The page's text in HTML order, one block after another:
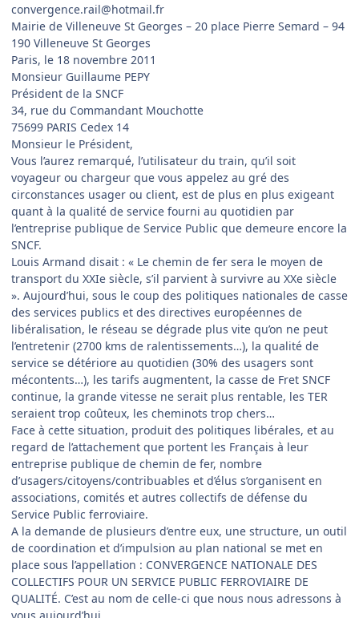
convergence.rail@hotmail.fr
Mairie de Villeneuve St Georges – 20 place Pierre Semard – 94
190 Villeneuve St Georges
Paris, le 18 novembre 2011
Monsieur Guillaume PEPY
Président de la SNCF
34, rue du Commandant Mouchotte
75699 PARIS Cedex 14
Monsieur le Président,
Vous l’aurez remarqué, l’utilisateur du train, qu’il soit
voyageur ou chargeur que vous appelez au gré des
circonstances usager ou client, est de plus en plus exigeant
quant à la qualité de service fourni au quotidien par
l’entreprise publique de Service Public que demeure encore la
SNCF.
Louis Armand disait : « Le chemin de fer sera le moyen de
transport du XXIe siècle, s’il parvient à survivre au XXe siècle
». Aujourd’hui, sous le coup des politiques nationales de casse
des services publics et des directives européennes de
libéralisation, le réseau se dégrade plus vite qu’on ne peut
l’entretenir (2700 kms de ralentissements…), la qualité de
service se détériore au quotidien (30% des usagers sont
mécontents…), les tarifs augmentent, la casse de Fret SNCF
continue, la grande vitesse ne serait plus rentable, les TER
seraient trop coûteux, les cheminots trop chers…
Face à cette situation, produit des politiques libérales, et au
regard de l’attachement que portent les Français à leur
entreprise publique de chemin de fer, nombre
d’usagers/citoyens/contribuables et d’élus s’organisent en
associations, comités et autres collectifs de défense du
Service Public ferroviaire.
A la demande de plusieurs d’entre eux, une structure, un outil
de coordination et d’impulsion au plan national se met en
place sous l’appellation : CONVERGENCE NATIONALE DES
COLLECTIFS POUR UN SERVICE PUBLIC FERROVIAIRE DE
QUALITÉ. C’est au nom de celle-ci que nous nous adressons à